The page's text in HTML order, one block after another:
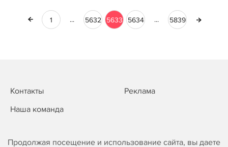
Продолжая посещение и использование сайта, вы даете
1 ... 5632 5633 5634 ... 5839
Контакты
Реклама
Наша команда